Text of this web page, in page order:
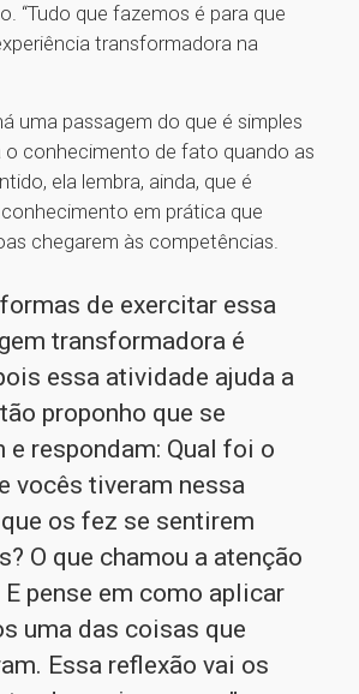
“Tudo que fazemos é para que
transformadora na
uma passagem do que é simples
o conhecimento de fato quando as
ela lembra, ainda, que é
em prática que
chegarem às competências.
formas de exercitar essa
transformadora é
essa atividade ajuda a
proponho que se
e respondam: Qual foi o
vocês tiveram nessa
os fez se sentirem
O que chamou a atenção
E pense em como aplicar
uma das coisas que
Essa reflexão vai os